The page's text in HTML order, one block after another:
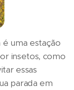
é uma estação
insetos, como
essas
parada em